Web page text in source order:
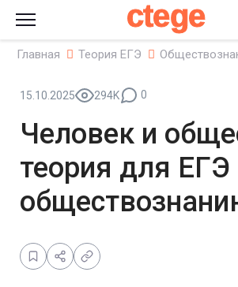
ctege
Главная Теория ЕГЭ
15.10.2025 294K 0
Человек и
теория для ЕГЭ